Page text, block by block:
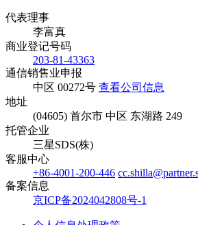
代表理事
李富真
商业登记号码
203-81-43363
通信销售业申报
中区 00272号 查看公司信息
地址
(04605) 首尔市 中区 东湖路 249
托管企业
三星SDS(株)
客服中心
+86-4001-200-446
备案信息
京ICP备2024042808号-1